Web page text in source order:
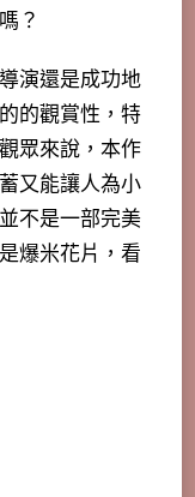
？
演還是成功地
的觀賞性，特
眾來說，本作
又能讓人為小
不是一部完美
爆米花片，看